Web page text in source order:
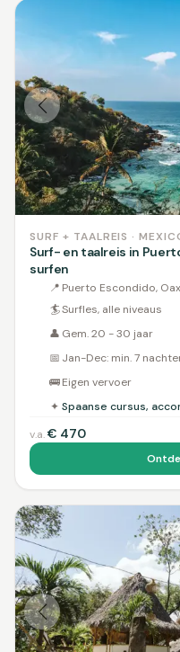
SURF + TAALREIS ·
Surf- en taalreis in
surfen
📍 Puerto Escondido,
🏄Surfles, alle niveaus
👤 Gem. 20 - 30 jaar
📅 Jan-Dec: min. 7
🚌Eigen vervoer
✦ Spaanse cursus,
v.a.€ 470